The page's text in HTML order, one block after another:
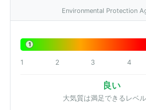
Environmental Protection
1
1 2 3 4
良い
大気質は満足できるレベ